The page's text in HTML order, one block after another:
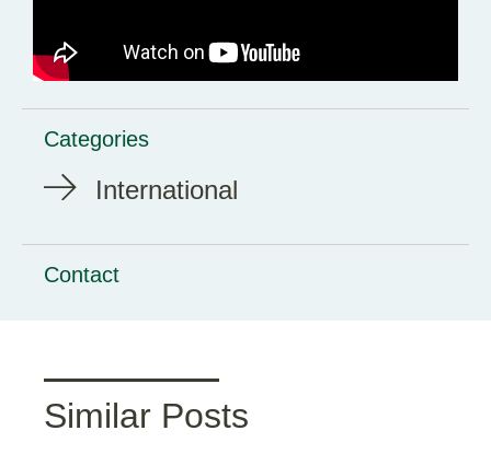
Categories
International
Contact
Similar Posts